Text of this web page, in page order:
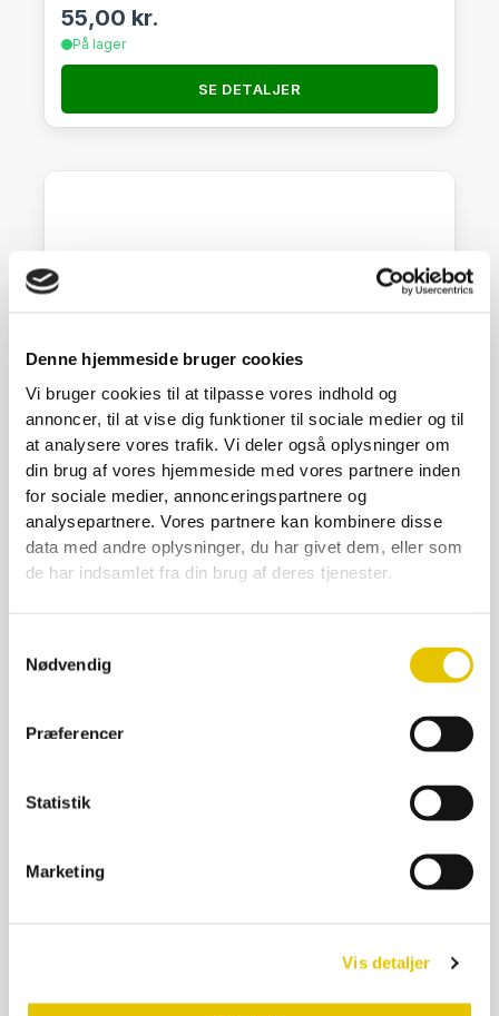
Denne hjemmeside bruger cookies
Vi bruger cookies til at tilpasse vores indhold og
annoncer, til at vise dig funktioner til sociale medier og til
at analysere vores trafik. Vi deler også oplysninger om
din brug af vores hjemmeside med vores partnere inden
for sociale medier, annonceringspartnere og
analysepartnere. Vores partnere kan kombinere disse
data med andre oplysninger, du har givet dem, eller som
de har indsamlet fra din brug af deres tjenester.
Nødvendig
Præferencer
Statistik
Marketing
Vis detaljer
55,00 kr.
På lager
SE DETALJER
Apifonda 15 kg. foderdej
170,00kr.
På lager